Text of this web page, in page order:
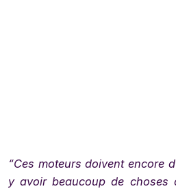
“Ces moteurs doivent encore
y avoir beaucoup de choses